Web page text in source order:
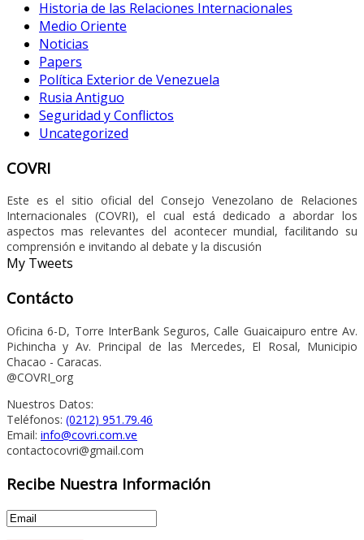
Historia de las Relaciones Internacionales
Medio Oriente
Noticias
Papers
Política Exterior de Venezuela
Rusia Antiguo
Seguridad y Conflictos
Uncategorized
COVRI
Este es el sitio oficial del Consejo Venezolano de Relaciones
Internacionales (COVRI), el cual está dedicado a abordar los
aspectos mas relevantes del acontecer mundial, facilitando su
comprensión e invitando al debate y la discusión
My Tweets
Contácto
Oficina 6-D, Torre InterBank Seguros, Calle Guaicaipuro entre Av.
Pichincha y Av. Principal de las Mercedes, El Rosal, Municipio
Chacao - Caracas.
@COVRI_org
Nuestros Datos:
Teléfonos: (0212) 951.79.46
Email: info@covri.com.ve
contactocovri@gmail.com
Recibe Nuestra Información